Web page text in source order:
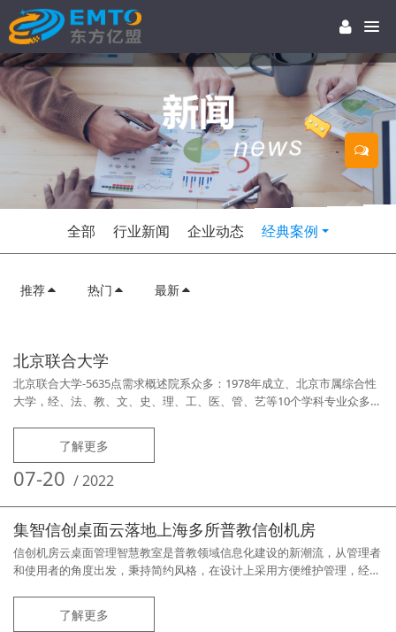
全部 行业新闻 企业动态 经典案例
推荐 热门 最新
北京联合大学
北京联合大学-5635点需求概述院系众多：1978年成立、北京市属综合性
大学，经、法、教、文、史、理、工、医、管、艺等10个学科专业众多：
多，每个院系机房维护老师2-3位专业众多：64个专业，单台终端系统切
换需要支持近50个操作系统设备众多：机房维护老师疲于奔命，网络庞
大、复杂完成效果方案应用产品集智ADS桌面云管理系统集中管
了解更多
07-20 /2022
集智信创桌面云落地上海多所普教信创机房
信创机房云桌面管理智慧教室是普教领域信息化建设的新潮流，从管理者
和使用者的角度出发，秉持简约风格，在设计上采用方便维护管理，经济
使管理和运行更加稳定，系统更加安全易管理。上海多所高中紧跟建设潮
流，通过《集智信创桌面云管理》软件完美实现了桌面云管理型的信创智
了解更多